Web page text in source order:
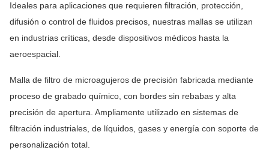
Ideales para aplicaciones que requieren filtración, protección,
difusión o control de fluidos precisos, nuestras mallas se utilizan
en industrias críticas, desde dispositivos médicos hasta la
aeroespacial.
Malla de filtro de microagujeros de precisión fabricada mediante
proceso de grabado químico, con bordes sin rebabas y alta
precisión de apertura. Ampliamente utilizado en sistemas de
filtración industriales, de líquidos, gases y energía con soporte de
personalización total.